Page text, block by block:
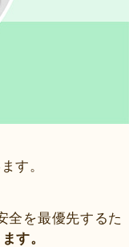
す。
全を最優先するた
す。